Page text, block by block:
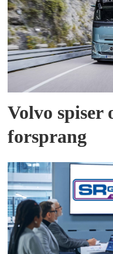
Volvo spiser
forsprang